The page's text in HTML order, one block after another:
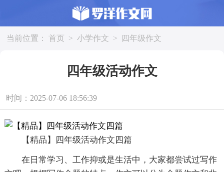
当前位置： 首页 > 小学作文 > 四年级作文
四年级活动作文
时间：2025-07-06 18:56:39
【精品】四年级活动作文四篇
在日常学习、工作抑或是生活中，大家都尝试过写作